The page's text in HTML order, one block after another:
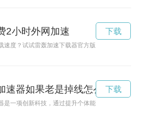
2小时外网加速
速度？试试雷轰加速下载器官方版吧！它不仅功
下载
速器如果老是掉线怎么办
是一项创新科技，通过提升个体能力，激发潜力，
下载